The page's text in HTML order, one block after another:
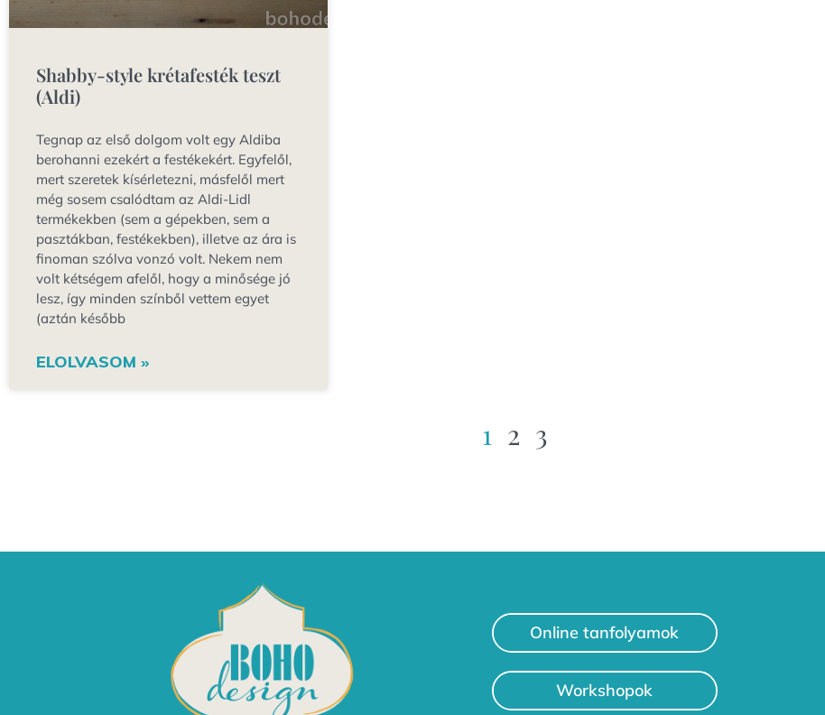
Shabby-style krétafesték teszt
(Aldi)
Tegnap az első dolgom volt egy Aldiba
berohanni ezekért a festékekért. Egyfelől,
mert szeretek kísérletezni, másfelől mert
még sosem csalódtam az Aldi-Lidl
termékekben (sem a gépekben, sem a
pasztákban, festékekben), illetve az ára is
finoman szólva vonzó volt. Nekem nem
volt kétségem afelől, hogy a minősége jó
lesz, így minden színből vettem egyet
(aztán később
ELOLVASOM »
1 2 3
Online tanfolyamok
Workshopok